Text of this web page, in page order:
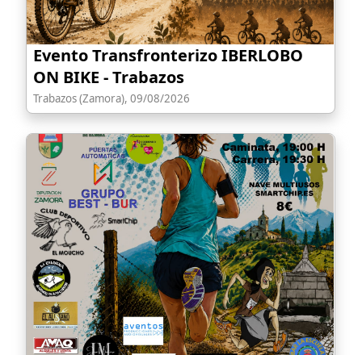
Evento Transfronterizo IBERLOBO
ON BIKE - Trabazos
Trabazos (Zamora), 09/08/2026